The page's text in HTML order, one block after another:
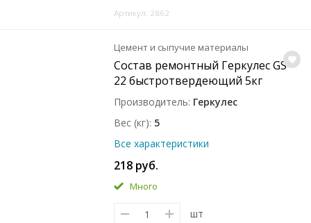
Артикул: 2862
Цемент и сыпучие материалы
Состав ремонтный Геркулес GS-
22 быстротвердеющий 5кг
Производитель Геркулес
Вес (кг) 5
Все характеристики
218 руб.
Много
шт